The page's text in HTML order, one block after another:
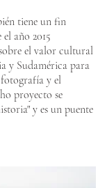
tiene un fin
año 2015
el valor cultural
y Sudamérica para
y el
proyecto se
y es un puente